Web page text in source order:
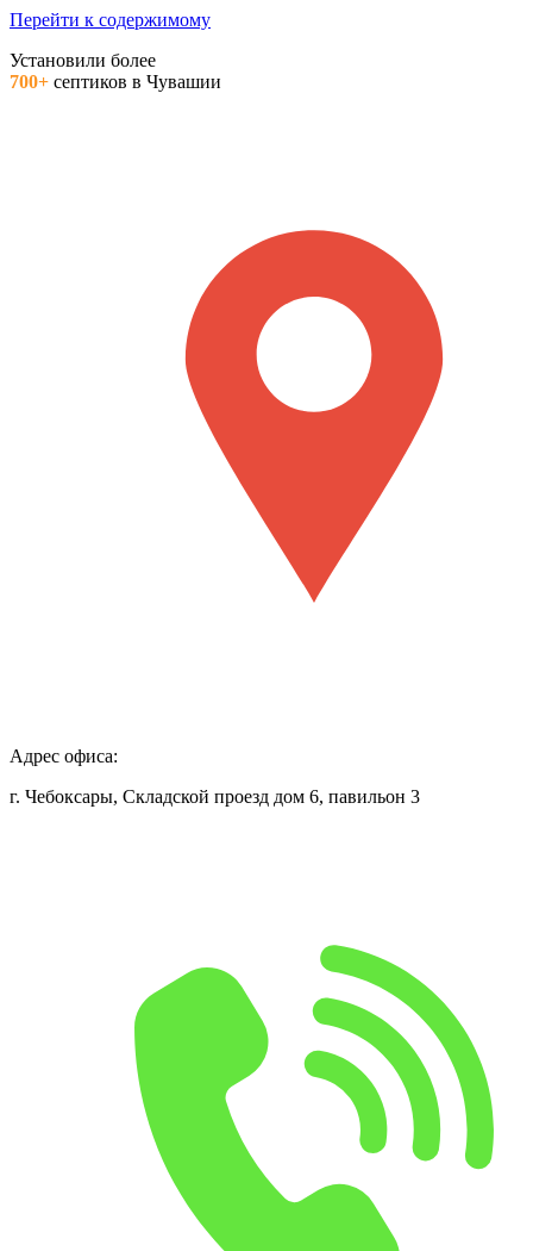
Перейти к содержимому
Установили более
700+ септиков в Чувашии
Адрес офиса:
г. Чебоксары, Складской проезд дом 6, павильон 3